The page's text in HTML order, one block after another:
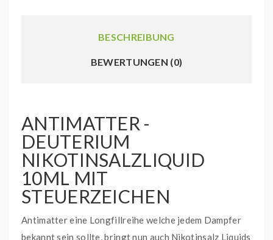
BESCHREIBUNG
BEWERTUNGEN (0)
ANTIMATTER -
DEUTERIUM
NIKOTINSALZLIQUID
10ML MIT
STEUERZEICHEN
Antimatter eine Longfillreihe welche jedem Dampfer
bekannt sein sollte, bringt nun auch Nikotinsalz Liquids